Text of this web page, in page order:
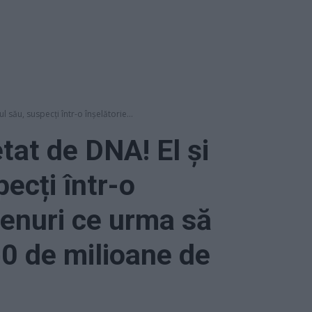
său, suspecți într-o înșelătorie...
de DNA! El și
într-o
ce urma să
de milioane de